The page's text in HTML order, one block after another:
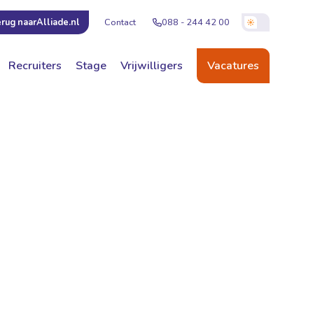
naarAlliade.nl Contact 088 - 244 42 00
Recruiters Stage Vrijwilligers Vacatures